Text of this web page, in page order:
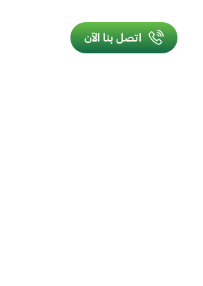
اتصل بنا الآن